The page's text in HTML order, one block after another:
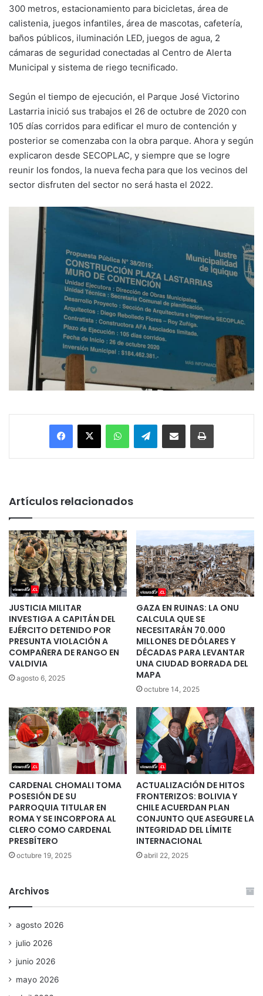
300 metros, estacionamiento para bicicletas, área de
calistenia, juegos infantiles, área de mascotas, cafetería,
baños públicos, iluminación LED, juegos de agua, 2
cámaras de seguridad conectadas al Centro de Alerta
Municipal y sistema de riego tecnificado.
Según el tiempo de ejecución, el Parque José Victorino
Lastarria inició sus trabajos el 26 de octubre de 2020 con
105 días corridos para edificar el muro de contención y
posterior se comenzaba con la obra parque. Ahora y según
explicaron desde SECOPLAC, y siempre que se logre
reunir los fondos, la nueva fecha para que los vecinos del
sector disfruten del sector no será hasta el 2022.
Facebook
X WhatsAppTelegramEnviar vía email Imprimir
Artículos relacionados
JUSTICIA MILITAR
INVESTIGA A CAPITÁN DEL
EJÉRCITO DETENIDO POR
PRESUNTA VIOLACIÓN A
COMPAÑERA DE RANGO EN
VALDIVIA
agosto 6, 2025
GAZA EN RUINAS: LA ONU
CALCULA QUE SE
NECESITARÁN 70.000
MILLONES DE DÓLARES Y
DÉCADAS PARA LEVANTAR
UNA CIUDAD BORRADA DEL
MAPA
octubre 14, 2025
CARDENAL CHOMALI TOMA
POSESIÓN DE SU
PARROQUIA TITULAR EN
ROMA Y SE INCORPORA AL
CLERO COMO CARDENAL
PRESBÍTERO
octubre 19, 2025
ACTUALIZACIÓN DE HITOS
FRONTERIZOS: BOLIVIA Y
CHILE ACUERDAN PLAN
CONJUNTO QUE ASEGURE LA
INTEGRIDAD DEL LÍMITE
INTERNACIONAL
abril 22, 2025
Archivos
agosto 2026
julio 2026
junio 2026
mayo 2026